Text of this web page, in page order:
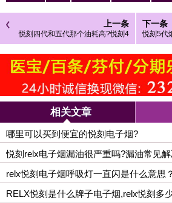
上一条
悦刻四代和五代那个油耗高?悦刻4
代和五代哪个好
下一条
悦刻5代
相关文章
哪里可以买到便宜的悦刻电子烟?
悦刻relx电子烟漏油很严重吗?漏油常见
relx悦刻电子烟呼吸灯一直闪是什么意思？
RELX悦刻是什么牌子电子烟,relx悦刻多